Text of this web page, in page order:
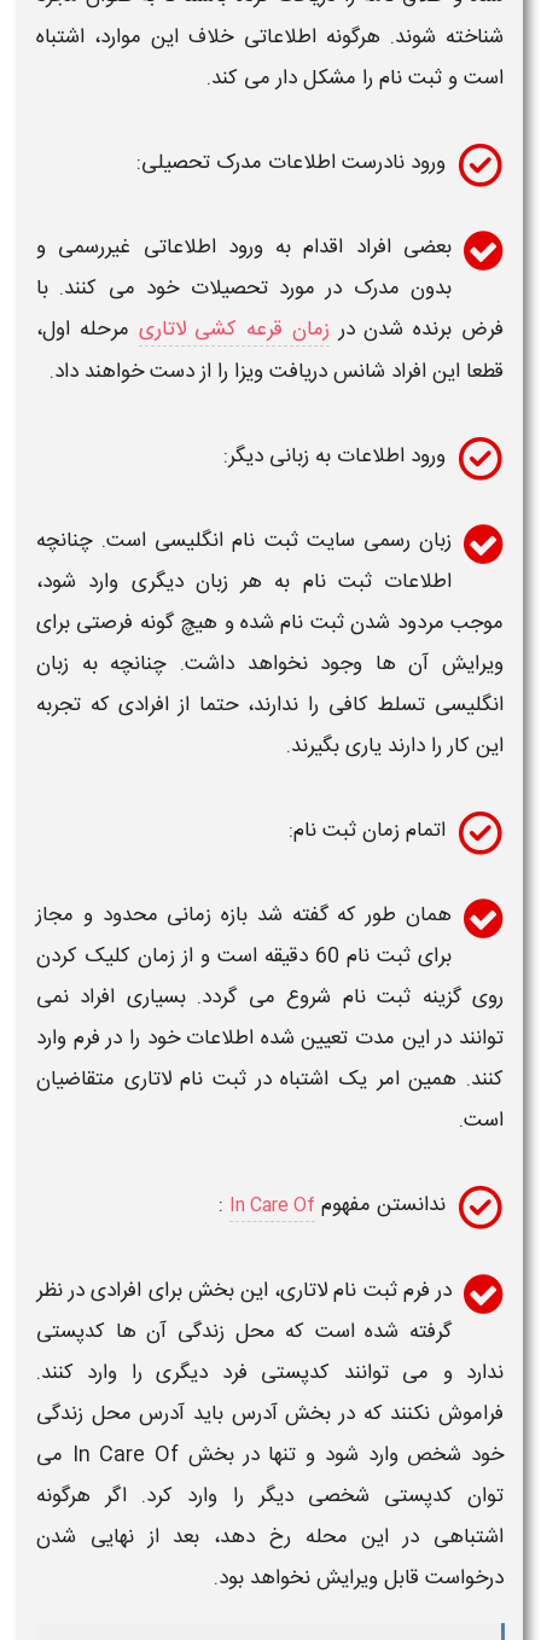
شناخته شوند. هرگونه اطلاعاتی خلاف این موارد، اشتباه
است وثبت نام را مشکل دار می کند.
ورود نادرست اطلاعات مدرک تحصیلی:
بعضی افراد اقدام به ورود اطلاعاتی غیررسمی و
بدون مدرک در مورد تحصیلات خود می کنند. با
فرض برنده شدن در زمان قرعه کشی لاتاری مرحله اول،
قطعا این افراد شانس دریافت ویزا را از دست خواهند داد.
ورود اطلاعات به زبانی دیگر:
زبان رسمی سایتثبت نامانگلیسی است. چنانچه
اطلاعاتثبت نام به هر زبان دیگری وارد شود،
موجب مردود شدنثبت نامشده و هیچ گونه فرصتی برای
ویرایش آن ها وجود نخواهد داشت. چنانچه به زبان
انگلیسی تسلط کافی را ندارند، حتما از افرادی که تجربه
این کار را دارند یاری بگیرند.
اتمام زمانثبت نام:
همان طور که گفته شد بازه زمانی محدود و مجاز
برای ثبت نام
60 دقیقه است و از زمان کلیک کردن
روی گزینه ثبت نام شروع می گردد. بسیاری افراد نمی
توانند در این مدت تعیین شده اطلاعات خود را در فرم وارد
کنند. همین امر یک اشتباهدرثبت نام لاتاری متقاضیان
است.
ندانستن مفهوم In Care Of
:
در فرمثبت ناملاتاری، این بخش برای افرادی در نظر
گرفته شده است که محل زندگی آن ها کدپستی
ندارد و می توانند کدپستی فرد دیگری را وارد کنند.
فراموش نکنند که در بخش آدرس باید آدرس محل زندگی
خود شخص وارد شود و تنها در بخش In Care Of می
توان کدپستی شخصی دیگر را وارد کرد. اگر هرگونه
اشتباهی در این محله رخ دهد، بعد از نهایی شدن
درخواست قابلویرایشنخواهد بود.